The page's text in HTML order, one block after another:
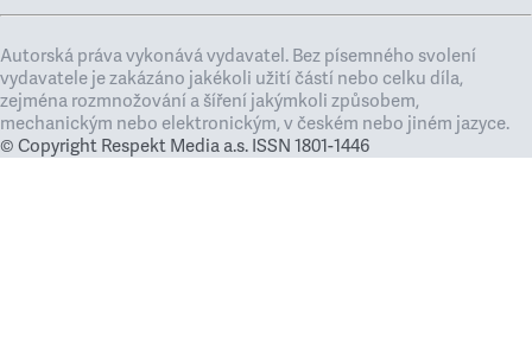
Autorská práva vykonává vydavatel. Bez písemného svolení
vydavatele je zakázáno jakékoli užití částí nebo celku díla,
zejména rozmnožování a šíření jakýmkoli způsobem,
mechanickým nebo elektronickým, v českém nebo jiném jazyce.
© Copyright Respekt Media a.s. ISSN 1801-1446